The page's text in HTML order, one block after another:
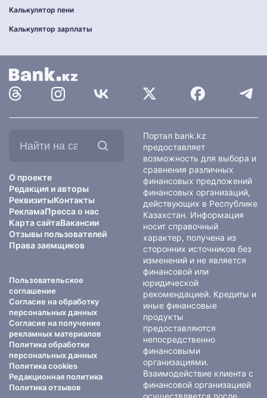
Калькулятор пени
Калькулятор зарплаты
О проекте
Редакция и авторы
РеквизитыКонтакты
РекламаПресса о нас
Карта сайтаВакансии
Отзывы пользователей
Права заемщиков
Пользовательское
соглашение
Согласие на обработку
персональных данных
Согласие на получение
рекламных материалов
Политика обработки
персональных данных
Политика cookies
Редакционная политика
Политика отзывов
Портал bank.kz
предоставляет
возможность для выбора и
сравнения различных
финансовых предложений
финансовых организаций,
действующих в Республике
Казахстан. Информация
носит справочный
характер, получена из
сторонних источников без
изменений и не является
финансовой или
юридической
рекомендацией. Кредиты и
иные финансовые
продукты
предоставляются
непосредственно
финансовыми
организациями.
Взаимодействие клиента с
финансовой организацией